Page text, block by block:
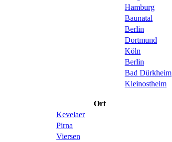
Hamburg
Baunatal
Berlin
Dortmund
Köln
Berlin
Bad Dürkheim
Kleinostheim
Ort
Kevelaer
Pirna
Viersen